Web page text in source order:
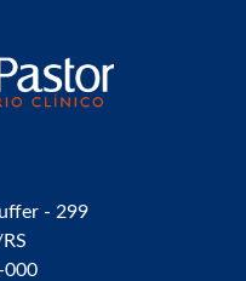
- 299
000